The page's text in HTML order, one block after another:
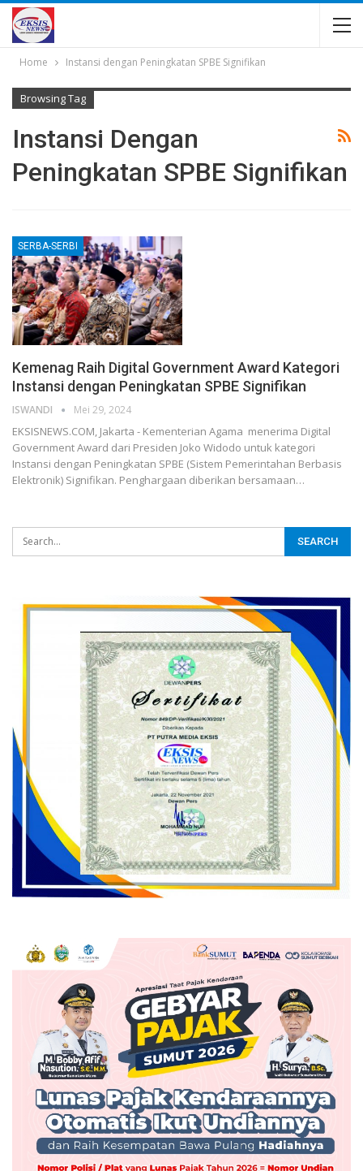
Home Instansi dengan Peningkatan SPBE Signifikan
Browsing Tag
Instansi Dengan
Peningkatan SPBE Signifikan
SERBA-SERBI
Kemenag Raih Digital Government Award Kategori
Instansi dengan Peningkatan SPBE Signifikan
ISWANDI Mei 29, 2024
EKSISNEWS.COM, Jakarta - Kementerian Agama menerima Digital
Government Award dari Presiden Joko Widodo untuk kategori
Instansi dengan Peningkatan SPBE (Sistem Pemerintahan Berbasis
Elektronik) Signifikan. Penghargaan diberikan bersamaan…